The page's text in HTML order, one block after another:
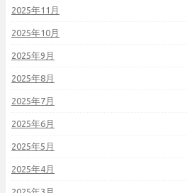
2025年11月
2025年10月
2025年9月
2025年8月
2025年7月
2025年6月
2025年5月
2025年4月